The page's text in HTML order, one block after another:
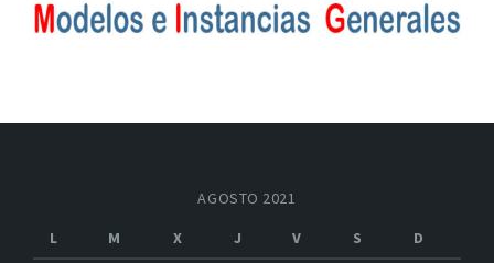
AGOSTO 2021
L
M X J V S
D